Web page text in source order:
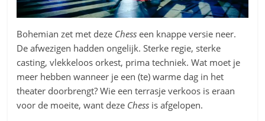
Bohemian zet met deze Chess een knappe versie neer.
De afwezigen hadden ongelijk. Sterke regie, sterke
casting, vlekkeloos orkest, prima techniek. Wat moet je
meer hebben wanneer je een (te) warme dag in het
theater doorbrengt? Wie een terrasje verkoos is eraan
voor de moeite, want deze Chess is afgelopen.